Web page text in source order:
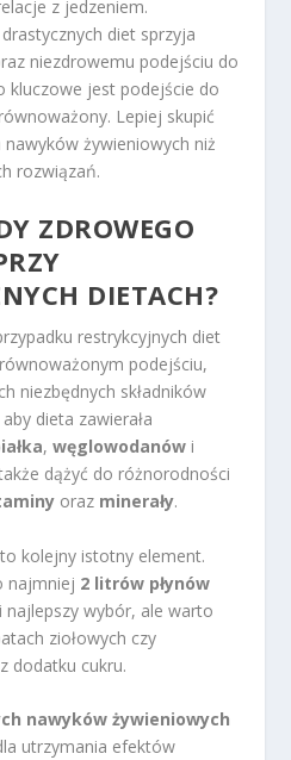
z jedzeniem.
diet sprzyja
niezdrowemu podejściu do
kluczowe jest podejście do
Lepiej skupić
nawyków żywieniowych niż
rozwiązań.
ZDROWEGO
DIETACH?
restrykcyjnych diet
podejściu,
niezbędnych składników
dieta zawierała
,węglowodanów i
dążyć do różnorodności
oraz minerały.
kolejny istotny element.
najmniej 2 litrów płynów
najlepszy wybór, ale warto
ziołowych czy
dodatku cukru.
nawyków żywieniowych
utrzymania efektów